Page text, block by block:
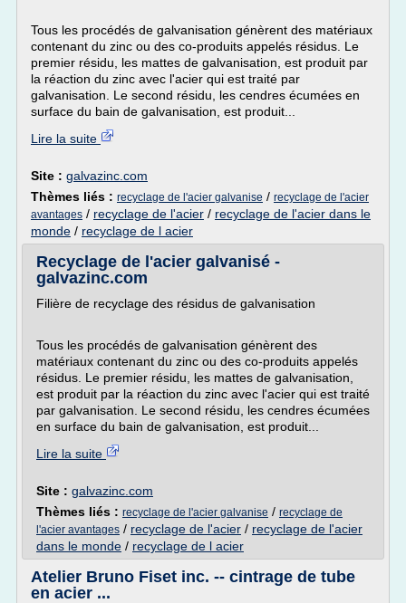
Tous les procédés de galvanisation génèrent des matériaux
contenant du zinc ou des co-produits appelés résidus. Le
premier résidu, les mattes de galvanisation, est produit par
la réaction du zinc avec l'acier qui est traité par
galvanisation. Le second résidu, les cendres écumées en
surface du bain de galvanisation, est produit...
Lire la suite
Site : galvazinc.com
Thèmes liés : recyclage de l'acier galvanise / recyclage de l'acier
avantages / recyclage de l'acier / recyclage de l'acier dans le
monde / recyclage de l acier
Recyclage de l'acier galvanisé -
galvazinc.com
Filière de recyclage des résidus de galvanisation
Tous les procédés de galvanisation génèrent des
matériaux contenant du zinc ou des co-produits appelés
résidus. Le premier résidu, les mattes de galvanisation,
est produit par la réaction du zinc avec l'acier qui est traité
par galvanisation. Le second résidu, les cendres écumées
en surface du bain de galvanisation, est produit...
Lire la suite
Site : galvazinc.com
Thèmes liés : recyclage de l'acier galvanise / recyclage de
l'acier avantages / recyclage de l'acier / recyclage de l'acier
dans le monde / recyclage de l acier
Atelier Bruno Fiset inc. -- cintrage de tube
en acier ...